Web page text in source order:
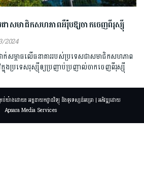
ជាសមាជិកសហភាពអឺរ៉ុបឱ្យចាកចេញពីរុស្ស៊ី
2024
ក់សម្ពាធលើធនាគាររបស់ប្រទេសជាសមាជិកសហភាព
នុងប្រទេសរុស្ស៊ីឲ្យប្រញាប់ប្រញាល់ចាកចេញពីរុស្ស៊ី
យ៉ាងដោយ៖ អគ្គនាយកដ្ឋានវិទ្យុ និងទូរទស្សន៍អប្សរា | អភិវឌ្ឍដោយ
Apsara Media Services